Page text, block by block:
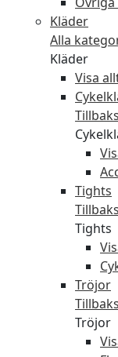
Kläder
Alla
Kläder
Visa
Tights
Tights
Tröjor
Tröjor